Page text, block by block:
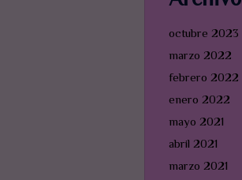
octubre 2023
marzo 2022
febrero 2022
enero 2022
mayo 2021
abril 2021
marzo 2021